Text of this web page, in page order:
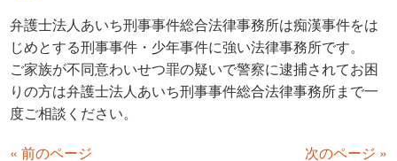
弁護士法人あいち刑事事件総合法律事務所は痴漢事件をは
じめとする刑事事件・少年事件に強い法律事務所です。
ご家族が不同意わいせつ罪の疑いで警察に逮捕されてお困
りの方は弁護士法人あいち刑事事件総合法律事務所まで一
度ご相談ください。
« 前のページ
次のページ »